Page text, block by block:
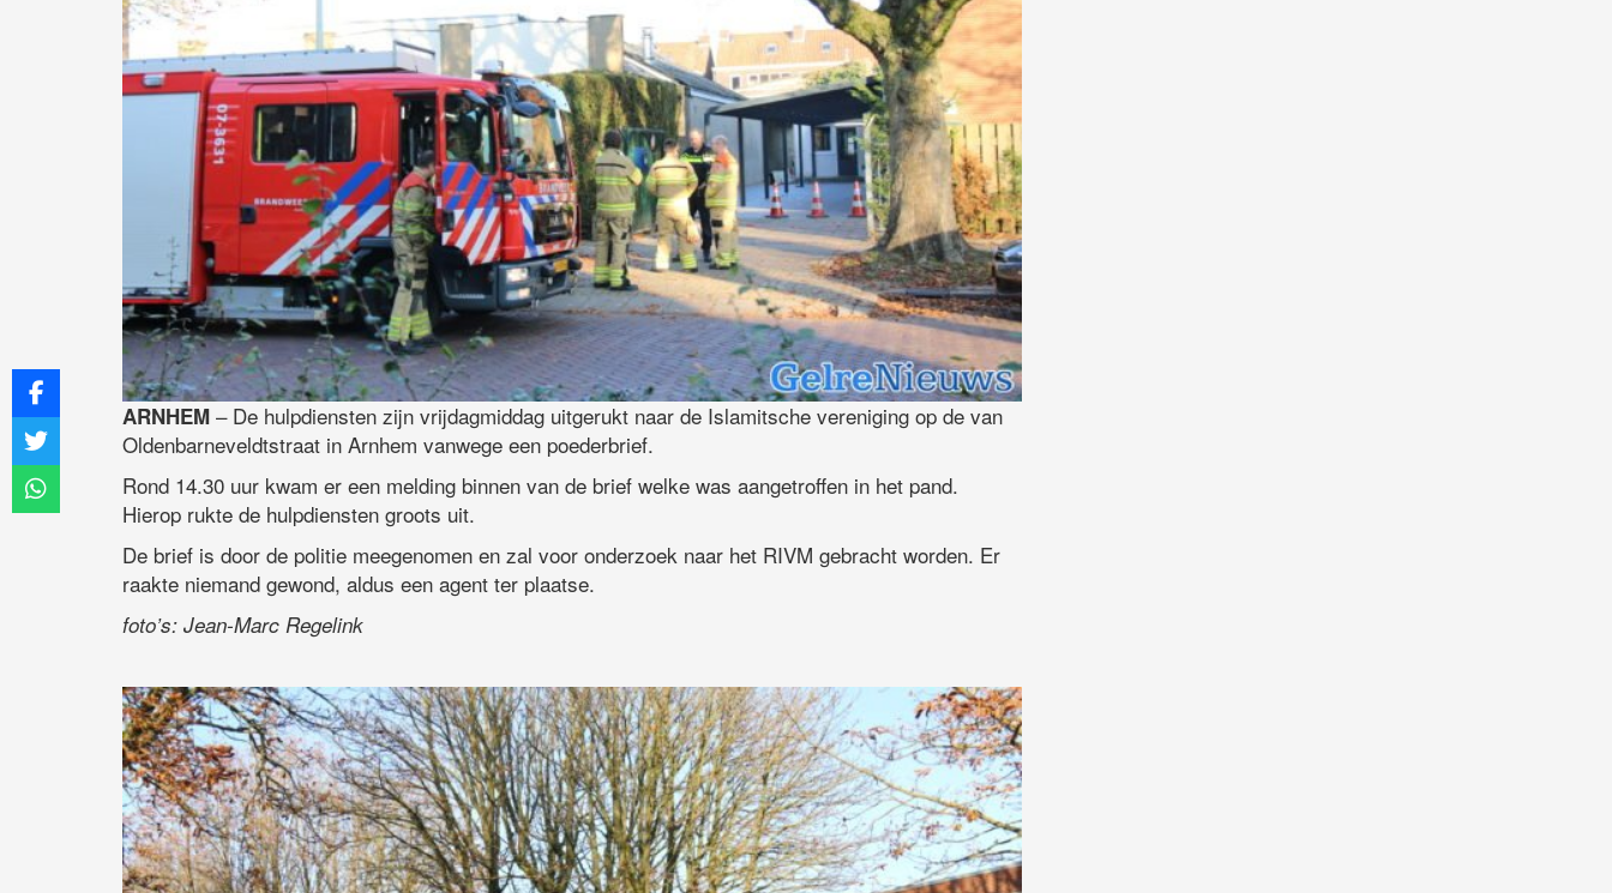
ARNHEM – De hulpdiensten zijn vrijdagmiddag uitgerukt naar de Islamitsche vereniging op de van
Oldenbarneveldtstraat in Arnhem vanwege een poederbrief.
Rond 14.30 uur kwam er een melding binnen van de brief welke was aangetroffen in het pand.
Hierop rukte de hulpdiensten groots uit.
De brief is door de politie meegenomen en zal voor onderzoek naar het RIVM gebracht worden. Er
raakte niemand gewond, aldus een agent ter plaatse.
foto’s: Jean-Marc Regelink